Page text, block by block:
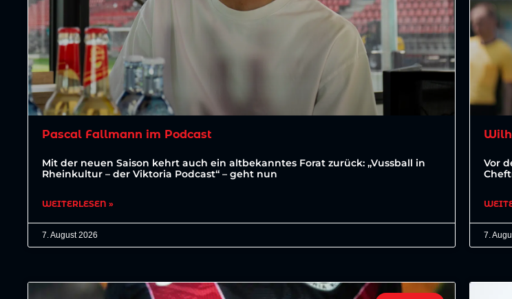
Pascal Fallmann im Podcast
Mit der neuen Saison kehrt auch ein altbekanntes Forat zurück: „Vussball in
Rheinkultur – der Viktoria Podcast“ – geht nun
WEITERLESEN »
7. August 2026
Vor
7.